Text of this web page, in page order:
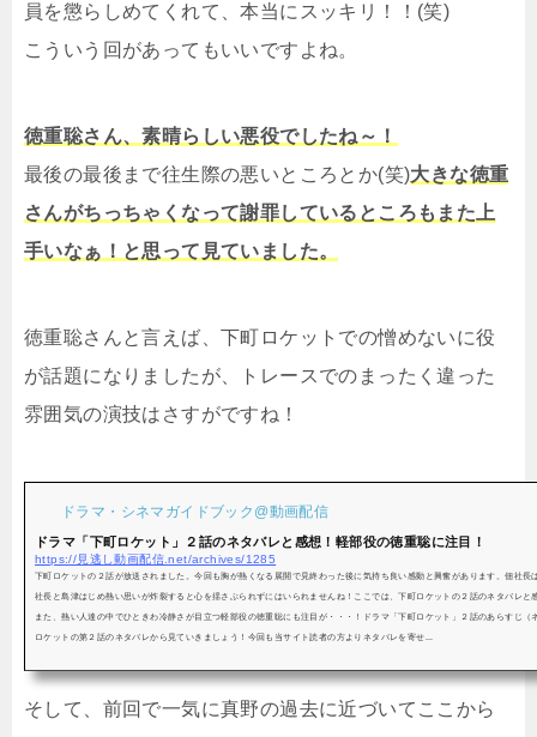
員を懲らしめてくれて、本当にスッキリ！！(笑)
こういう回があってもいいですよね。
徳重聡さん、素晴らしい悪役でしたね～！
最後の最後まで往生際の悪いところとか(笑)大きな徳重
さんがちっちゃくなって謝罪しているところもまた上
手いなぁ！と思って見ていました。
徳重聡さんと言えば、下町ロケットでの憎めないに役
が話題になりましたが、トレースでのまったく違った
雰囲気の演技はさすがですね！
ドラマ・シネマガイドブック@動画配信
ドラマ「下町ロケット」２話のネタバレと感想！軽部役の徳重聡に注目！
https://見逃し動画配信.net/archives/1285
下町ロケットの２話が放送されました。今回も胸が熱くなる展開で見終わった後に気持ち良い感動と興奮があります。佃社長
社長と島津はじめ熱い思いが炸裂すると心を揺さぶられずにはいられませんね！ここでは、下町ロケットの２話のネタバレと
また、熱い人達の中でひときわ冷静さが目立つ軽部役の徳重聡にも注目が・・・！ドラマ「下町ロケット」２話のあらすじ（
ロケットの第２話のネタバレから見ていきましょう！今回も当サイト読者の方よりネタバレを寄せ...
そして、前回で一気に真野の過去に近づいてここから